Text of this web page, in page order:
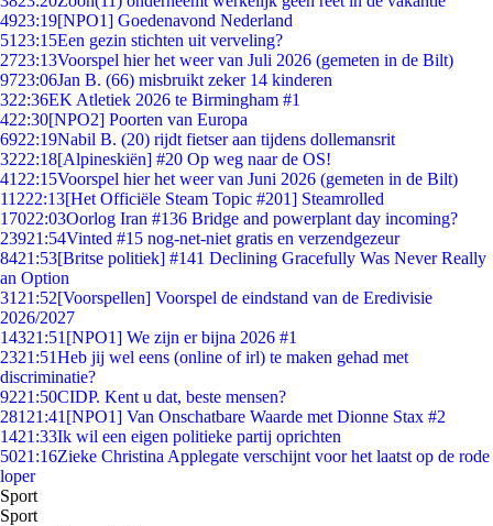
4923:19[NPO1] Goedenavond Nederland
51 23:15Een gezin stichten uit verveling?
2723:13Voorspel hier het weer van Juli 2026 (gemeten in de Bilt)
9723:06Jan B. (66) misbruikt zeker 14 kinderen
322:36EK Atletiek 2026 te Birmingham #1
422:30[NPO2] Poorten van Europa
6922:19Nabil B. (20) rijdt fietser aan tijdens dollemansrit
3222:18[Alpineskiën] #20 Op weg naar de OS!
41 22:15Voorspel hier het weer van Juni 2026 (gemeten in de Bilt)
11222:13[Het Officiële Steam Topic #201] Steamrolled
17022:03Oorlog Iran #136 Bridge and powerplant day incoming?
23921:54Vinted #15 nog-net-niet gratis en verzendgezeur
8421:53[Britse politiek] #141 Declining Gracefully Was Never Really
an Option
31 21:52[Voorspellen] Voorspel de eindstand van de Eredivisie
2026/2027
14321:51 [NPO1] We zijn er bijna 2026 #1
2321:51Heb jij wel eens (online of irl) te maken gehad met
discriminatie?
9221:50CIDP. Kent u dat, beste mensen?
281 21:41 [NPO1] Van Onschatbare Waarde met Dionne Stax #2
1421:33Ik wil een eigen politieke partij oprichten
5021:16Zieke Christina Applegate verschijnt voor het laatst op de rode
loper
Sport
Sport